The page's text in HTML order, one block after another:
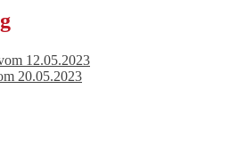
12.05.2023
20.05.2023